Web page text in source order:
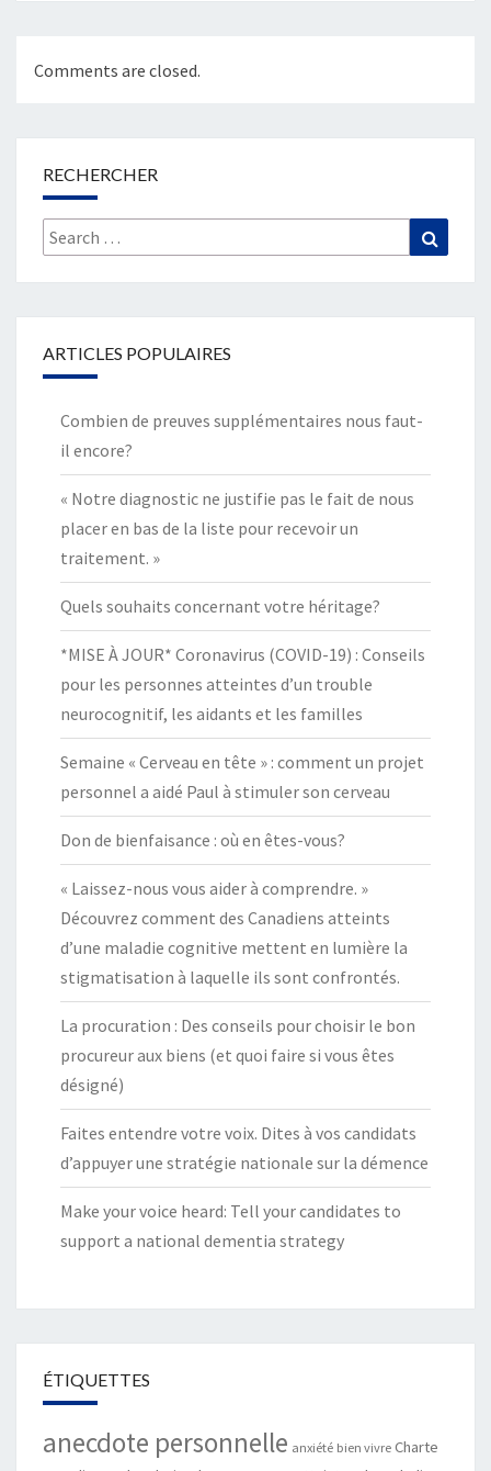
Comments are closed.
RECHERCHER
Search
for:
ARTICLES POPULAIRES
Combien de preuves supplémentaires nous faut-
il encore?
« Notre diagnostic ne justifie pas le fait de nous
placer en bas de la liste pour recevoir un
traitement. »
Quels souhaits concernant votre héritage?
*MISE À JOUR* Coronavirus (COVID-19) : Conseils
pour les personnes atteintes d’un trouble
neurocognitif, les aidants et les familles
Semaine « Cerveau en tête » : comment un projet
personnel a aidé Paul à stimuler son cerveau
Don de bienfaisance : où en êtes-vous?
« Laissez-nous vous aider à comprendre. »
Découvrez comment des Canadiens atteints
d’une maladie cognitive mettent en lumière la
stigmatisation à laquelle ils sont confrontés.
La procuration : Des conseils pour choisir le bon
procureur aux biens (et quoi faire si vous êtes
désigné)
Faites entendre votre voix. Dites à vos candidats
d’appuyer une stratégie nationale sur la démence
Make your voice heard: Tell your candidates to
support a national dementia strategy
ÉTIQUETTES
anecdote personnelle anxiété bien vivre Charte